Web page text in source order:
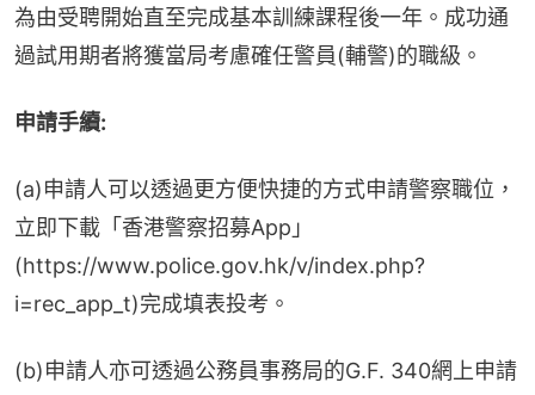
為由受聘開始直至完成基本訓練課程後一年。成功通
過試用期者將獲當局考慮確任警員(輔警)的職級。
申請手續:
(a)申請人可以透過更方便快捷的方式申請警察職位，
立即下載「香港警察招募App」
(https://www.police.gov.hk/v/index.php?
i=rec_app_t)完成填表投考。
(b)申請人亦可透過公務員事務局的G.F. 340網上申請